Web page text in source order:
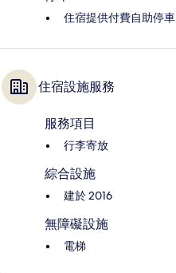
住宿提供付費自助停車
住宿設施服務
服務項目
行李寄放
綜合設施
建於 2016
無障礙設施
電梯